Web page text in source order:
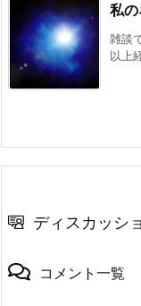
私
雑談
以上
ディスカッシ
コメント一覧